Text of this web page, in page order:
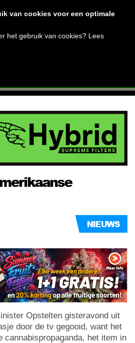
NIEUWS
Opstelten gisteravond uit
door de tv gegooid, want het
cannabispropaganda, het item in
van cookies voor een optimale
het gebruik van cookies? Lees